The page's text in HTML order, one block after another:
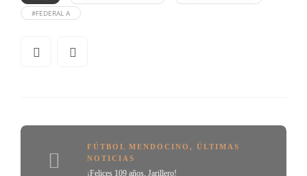
#FEDERAL A
FÚTBOL MENDOCINO , ÚLTIMAS
NOTICIAS
¡Felices 109 años, Jarillero!